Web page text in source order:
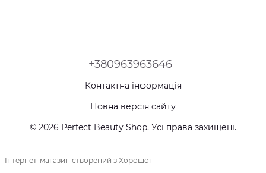
+380963963646
Контактна інформація
Повна версія сайту
© 2026 Perfect Beauty Shop. Усі права захищені.
Інтернет-магазин створений з Хорошоп